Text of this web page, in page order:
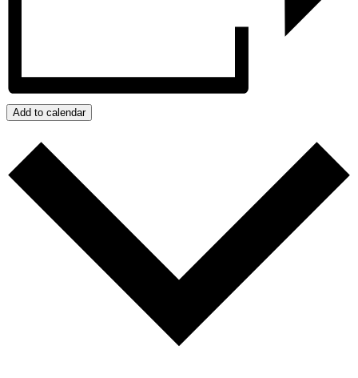
Add to calendar